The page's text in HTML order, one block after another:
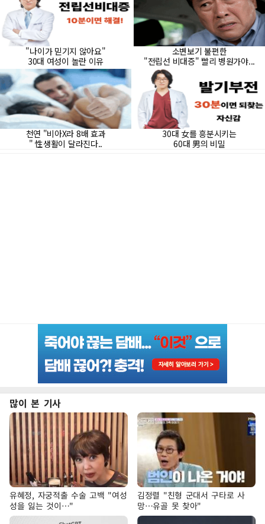
많이 본 기사
유혜정, 자궁적출 수술 고백 "여성
성을 잃는 것이…"
김정렬 "친형 군대서 구타로 사
망…유골 못 찾아"